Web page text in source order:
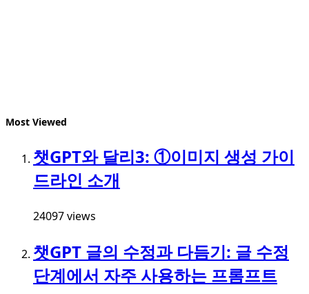
Most Viewed
챗GPT와 달리3: ①이미지 생성 가이
드라인 소개
24097 views
챗GPT 글의 수정과 다듬기: 글 수정
단계에서 자주 사용하는 프롬프트